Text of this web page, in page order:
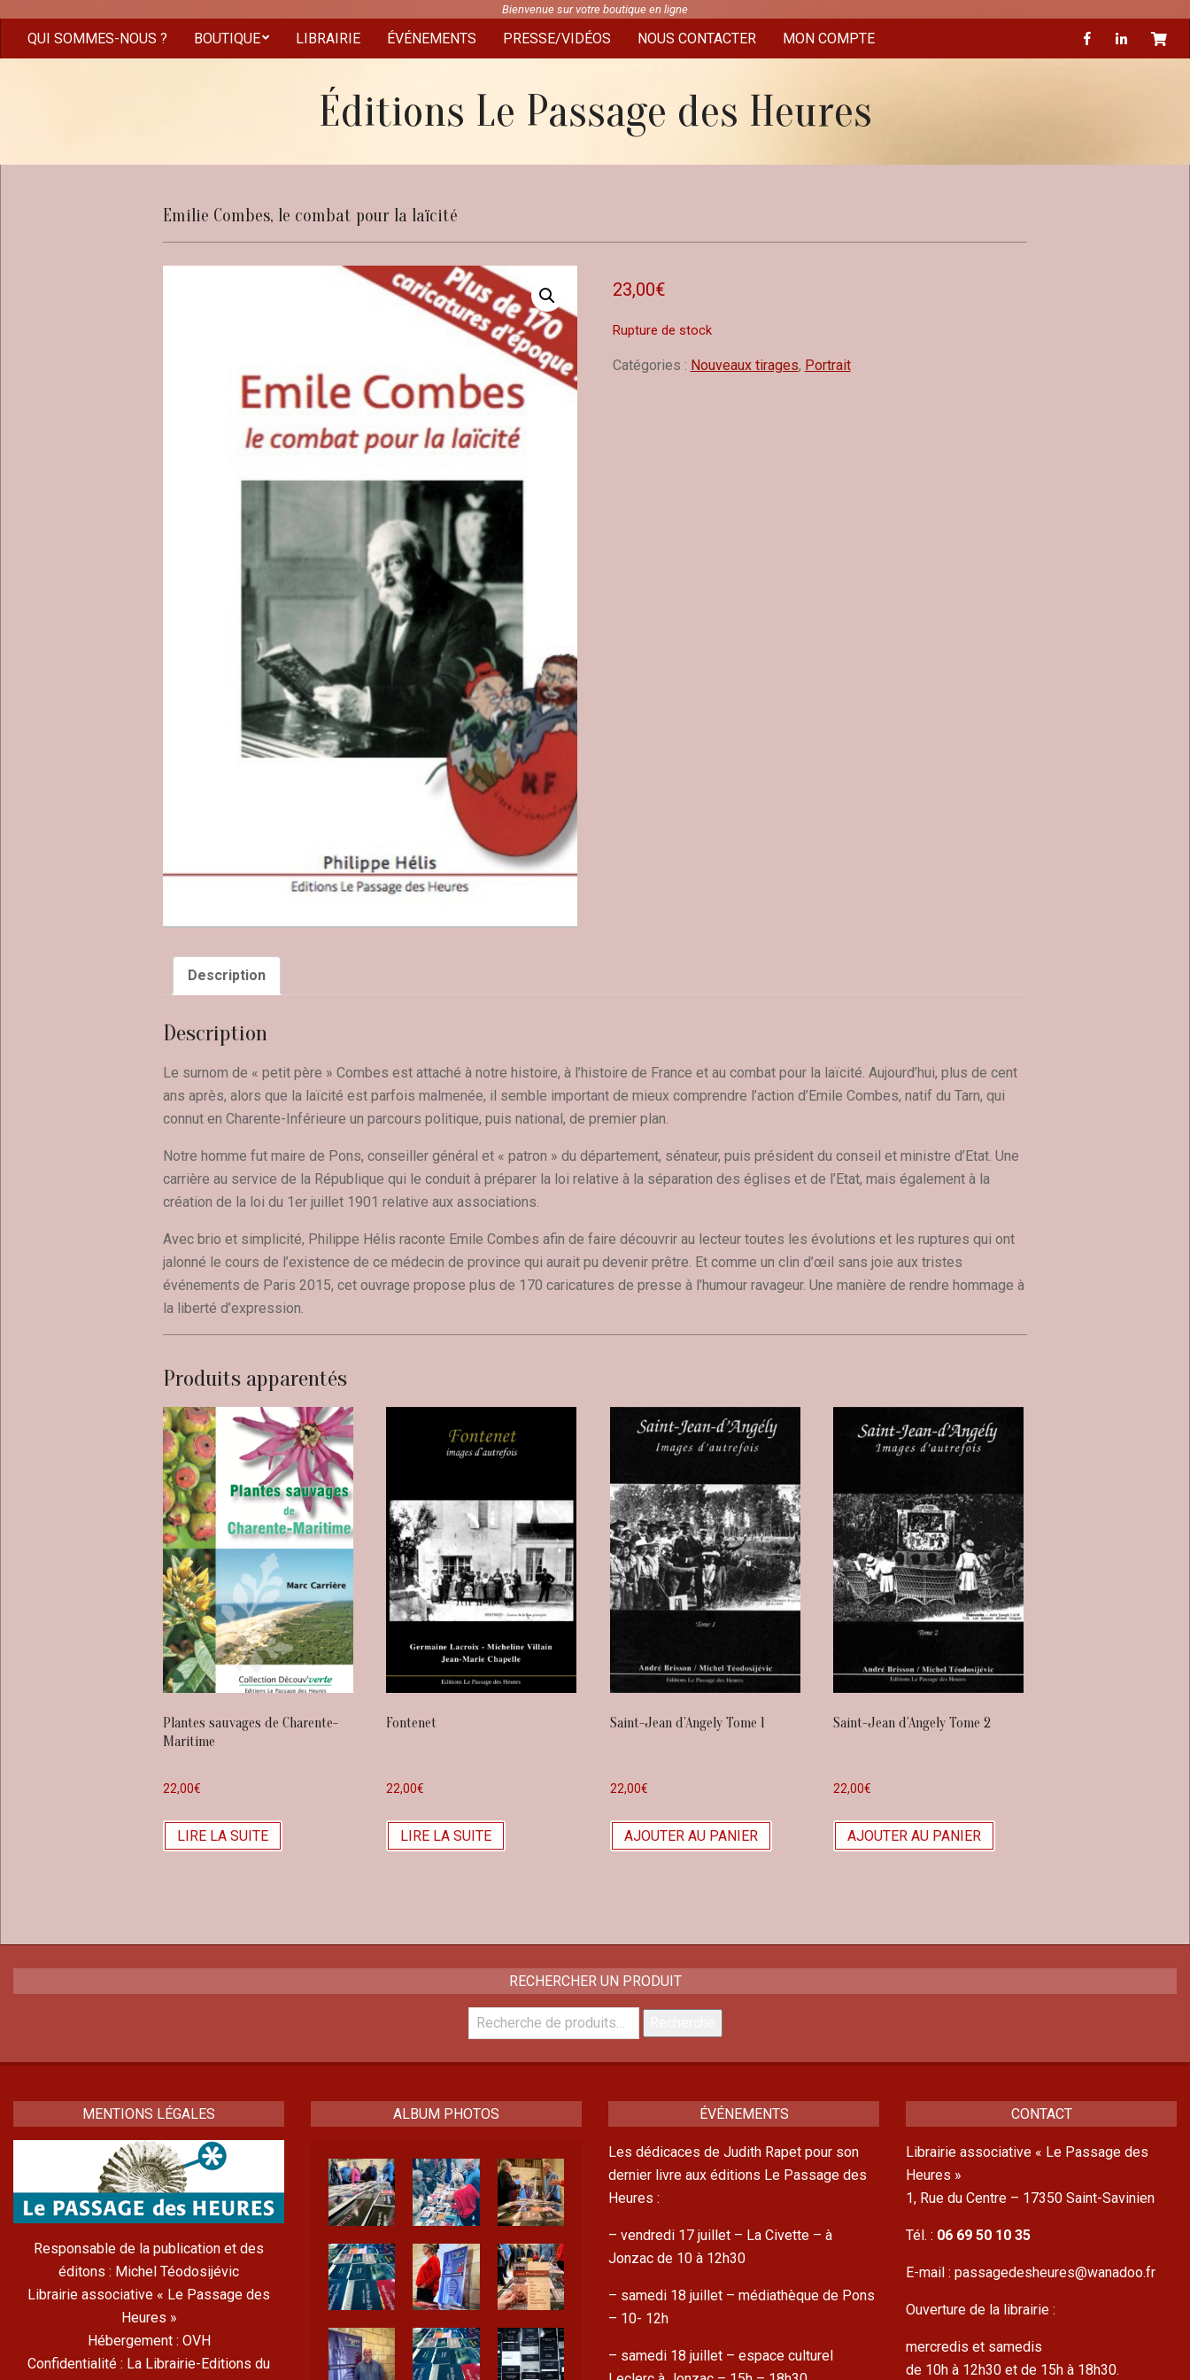
content
Bienvenue sur votre boutique en ligne
Secondary
QUI SOMMES-NOUS ? BOUTIQUE LIBRAIRIE ÉVÉNEMENTS PRESSE/VIDÉOS NOUS CONTACTER MON COMPTE
Éditions Le Passage des Heures
Emilie Combes, le combat pour la laïcité
23,00€
Rupture de stock
Catégories : Nouveaux tirages, Portrait
Description
Description
Le surnom de « petit père » Combes est attaché à notre histoire, à l’histoire de France et au combat pour la laïcité. Aujourd’hui, plus de cent
ans après, alors que la laïcité est parfois malmenée, il semble important de mieux comprendre l’action d’Emile Combes, natif du Tarn, qui
connut en Charente-Inférieure un parcours politique, puis national, de premier plan.
Notre homme fut maire de Pons, conseiller général et « patron » du département, sénateur, puis président du conseil et ministre d’Etat. Une
carrière au service de la République qui le conduit à préparer la loi relative à la séparation des églises et de l’Etat, mais également à la
création de la loi du 1er juillet 1901 relative aux associations.
Avec brio et simplicité, Philippe Hélis raconte Emile Combes afin de faire découvrir au lecteur toutes les évolutions et les ruptures qui ont
jalonné le cours de l’existence de ce médecin de province qui aurait pu devenir prêtre. Et comme un clin d’œil sans joie aux tristes
événements de Paris 2015, cet ouvrage propose plus de 170 caricatures de presse à l’humour ravageur. Une manière de rendre hommage à
la liberté d’expression.
Produits apparentés
Plantes sauvages de Charente-
Maritime
22,00€
LIRE LA SUITE
Fontenet
22,00€
LIRE LA SUITE
Saint-Jean d’Angely Tome 1
22,00€
AJOUTER AU PANIER
Saint-Jean d’Angely Tome 2
22,00€
AJOUTER AU PANIER
RECHERCHER UN PRODUIT
Recherche
pour :
MENTIONS LÉGALES
Responsable de la publication et des
éditons : Michel Téodosijévic
Librairie associative « Le Passage des
Heures »
Hébergement : OVH
Confidentialité : La Librairie-Editions du
ALBUM PHOTOS ÉVÉNEMENTS
Les dédicaces de Judith Rapet pour son
dernier livre aux éditions Le Passage des
Heures :
– vendredi 17 juillet – La Civette – à
Jonzac de 10 à 12h30
– samedi 18 juillet – médiathèque de Pons
– 10- 12h
– samedi 18 juillet – espace culturel
CONTACT
Librairie associative « Le Passage des
Heures »
1, Rue du Centre – 17350 Saint-Savinien
Tél. : 06 69 50 10 35
E-mail : passagedesheures@wanadoo.fr
Ouverture de la librairie :
mercredis et samedis
de 10h à 12h30 et de 15h à 18h30.